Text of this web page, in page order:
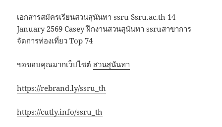
เอกสารสมัครเรียนสวนสุนันทา ssruSsru.ac.th 14
January 2569 Casey ฝึกงานสวนสุนันทา ssruสาขาการ
จัดการท่องเที่ยว Top 74
ขอขอบคุณมากเว็ปไซต์ สวนสุนันทา
https://rebrand.ly/ssru_th
https://cutly.info/ssru_th